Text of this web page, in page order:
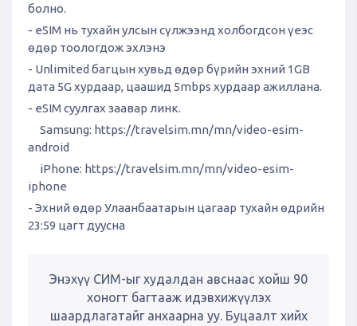
болно.
- eSIM нь тухайн улсын сүлжээнд холбогдсон үеэс
өдөр тоологдож эхлэнэ
- Unlimited багцын хувьд өдөр бүрийн эхний 1GB
дата 5G хурдаар, цаашид 5mbps хурдаар ажиллана.
- eSIM суулгах заавар линк.
Samsung: https://travelsim.mn/mn/video-esim-
android
iPhone: https://travelsim.mn/mn/video-esim-
iphone
- Эхний өдөр Улаанбаатарын цагаар тухайн өдрийн
23:59 цагт дуусна
Энэхүү СИМ-ыг худалдан авснаас хойш 90
хоногт багтааж идэвхижүүлэх
шаардлагатайг анхаарна уу. Буцаалт хийх